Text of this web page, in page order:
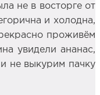
не в восторге от
и холодна,
проживём
увидели ананас,
не выкурим пачку